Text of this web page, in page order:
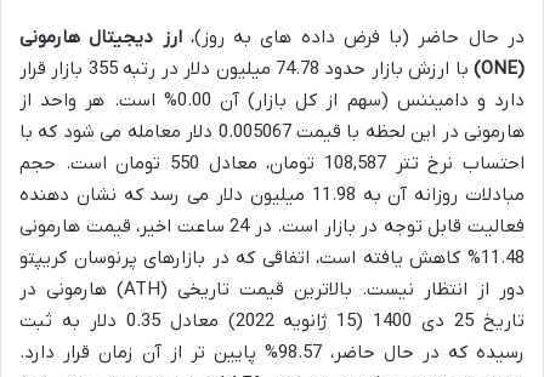
در حال حاضر (با فرض داده های به روز)،ارز دیجیتال هارمونی
(ONE)
با ارزش بازار حدود 74.78 میلیون دلار در رتبه 355 بازار قرار
دارد و دامیننس (سهم از کل بازار) آن 0.00% است. هر واحد از
هارمونی در این لحظه با قیمت 0.005067 دلار معامله می شود که با
احتساب نرخ تتر 108,587 تومان، معادل 550 تومان است. حجم
مبادلات روزانه آن به 11.98 میلیون دلار می رسد که نشان دهنده
فعالیت قابل توجه در بازار است. در 24 ساعت اخیر، قیمت هارمونی
11.48% کاهش یافته است، اتفاقی که در بازارهای پرنوسان کریپتو
دور از انتظار نیست. بالاترین قیمت تاریخی (ATH) هارمونی در
تاریخ 25 دی 1400 (15 ژانویه 2022) معادل 0.35 دلار به ثبت
رسیده که در حال حاضر، 98.57% پایین تر از آن زمان قرار دارد.